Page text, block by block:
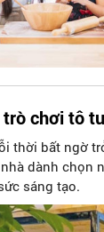
chơi tô
thời bất ngờ
dành chọn
sáng tạo.